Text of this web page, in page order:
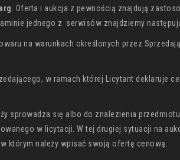
. Oferta i aukcja z pewnością znajdują
jednego z serwisów znajdziemy
na warunkach określonych przez
w ramach której Licytant deklaruje
sprowadza się albo do znalezienia
w licytacji. W tej drugiej sytuacji na
którym należy wpisać swoją ofertę cenową.